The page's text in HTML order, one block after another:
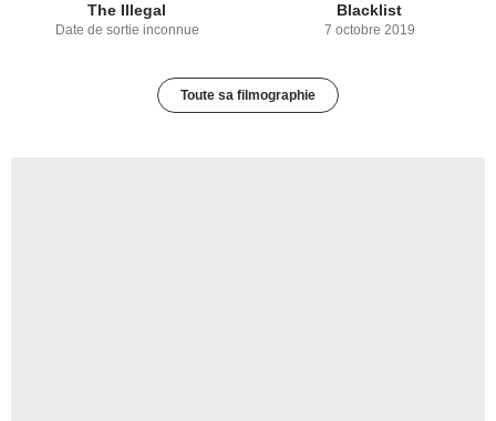
The Illegal
Date de sortie inconnue
Blacklist
7 octobre 2019
Toute sa filmographie